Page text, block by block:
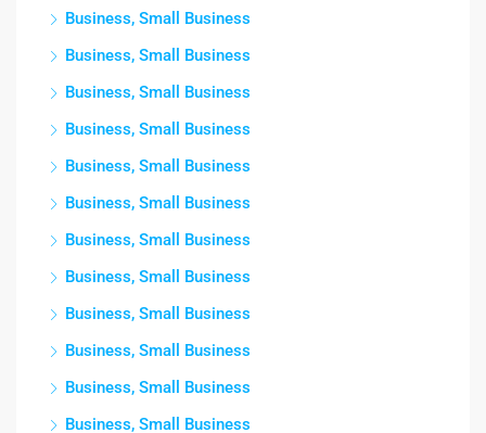
Business, Small Business
Business, Small Business
Business, Small Business
Business, Small Business
Business, Small Business
Business, Small Business
Business, Small Business
Business, Small Business
Business, Small Business
Business, Small Business
Business, Small Business
Business, Small Business